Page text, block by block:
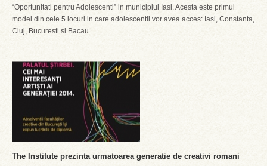
“Oportunitati pentru Adolescenti” in municipiul Iasi. Acesta este primul
model din cele 5 locuri in care adolescentii vor avea acces: Iasi, Constanta,
Cluj, Bucuresti si Bacau.
The Institute prezinta urmatoarea generatie de creativi romani